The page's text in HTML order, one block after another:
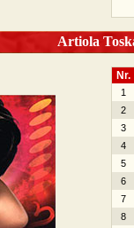
Artiola
Nr.
1
2
3
4
5
6
7
8